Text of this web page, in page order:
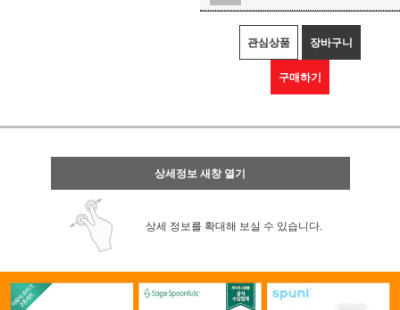
관심상품 장바구니
구매하기
상세정보 새창 열기
상세 정보를 확대해 보실 수 있습니다.